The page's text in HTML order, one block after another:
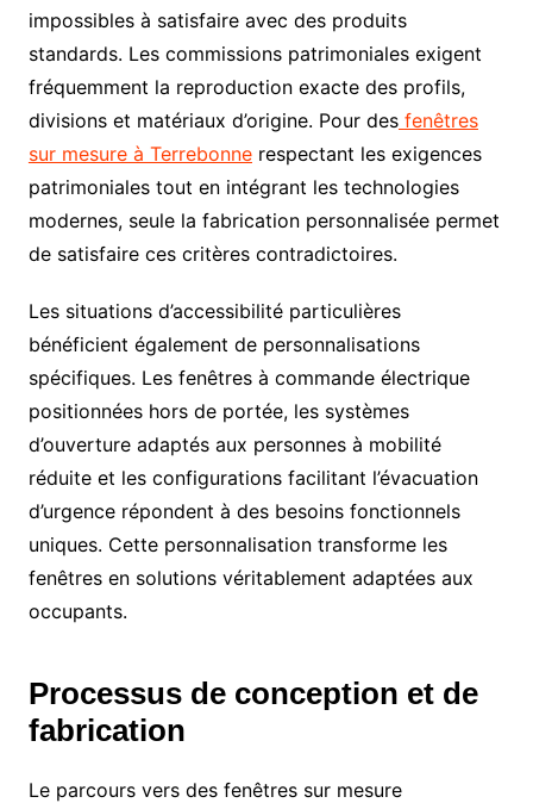
impossibles à satisfaire avec des produits
standards. Les commissions patrimoniales exigent
fréquemment la reproduction exacte des profils,
divisions et matériaux d’origine. Pour des fenêtres
sur mesure à Terrebonnerespectant les exigences
patrimoniales tout en intégrant les technologies
modernes, seule la fabrication personnalisée permet
de satisfaire ces critères contradictoires.
Les situations d’accessibilité particulières
bénéficient également de personnalisations
spécifiques. Les fenêtres à commande électrique
positionnées hors de portée, les systèmes
d’ouverture adaptés aux personnes à mobilité
réduite et les configurations facilitant l’évacuation
d’urgence répondent à des besoins fonctionnels
uniques. Cette personnalisation transforme les
fenêtres en solutions véritablement adaptées aux
occupants.
Processus de conception et de
fabrication
Le parcours vers des fenêtres sur mesure